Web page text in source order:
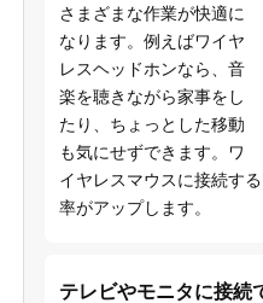
さまざまな作業が快適に
なります。例えばワイヤ
レスヘッドホンなら、音
楽を聴きながら家事をし
たり、ちょっとした移動
も気にせずできます。ワ
イヤレスマウスに接続す
率がアップします。
テレビやモニタに接続